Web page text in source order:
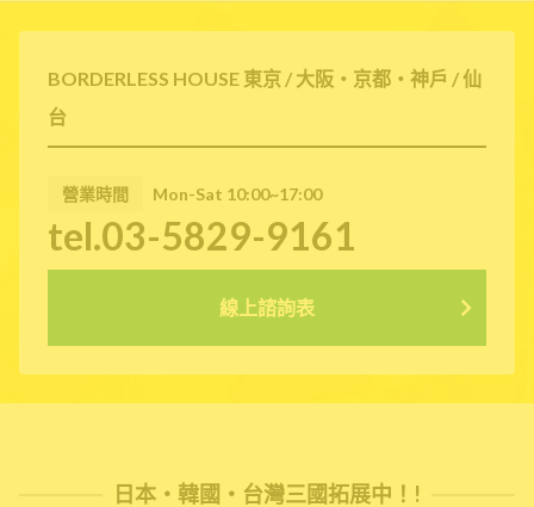
BORDERLESS HOUSE 東京 / 大阪・京都・神戶 / 仙
台
營業時間 Mon-Sat 10:00~17:00
tel.03-5829-9161
線上諮詢表
日本・韓國・台灣三國拓展中！!